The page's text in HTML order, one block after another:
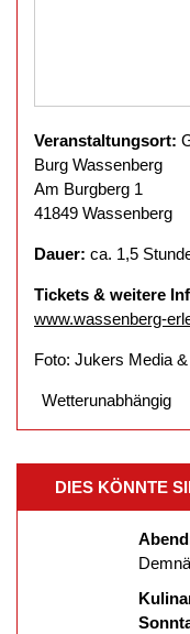
Veranstaltungsort:
Burg Wassenberg
Am Burgberg 1
41849 Wassenberg
Dauer: ca. 1,5
Tickets & weitere
www.wassenberg-
Foto: Jukers Media
Wetterunabhängig
DIES KÖNNTE